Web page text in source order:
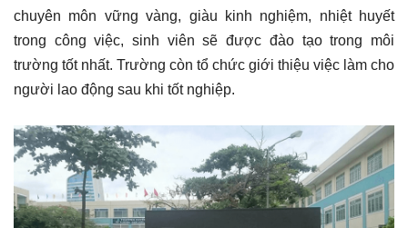
chuyên môn vững vàng, giàu kinh nghiệm, nhiệt huyết
trong công việc, sinh viên sẽ được đào tạo trong môi
trường tốt nhất. Trường còn tổ chức giới thiệu việc làm cho
người lao động sau khi tốt nghiệp.